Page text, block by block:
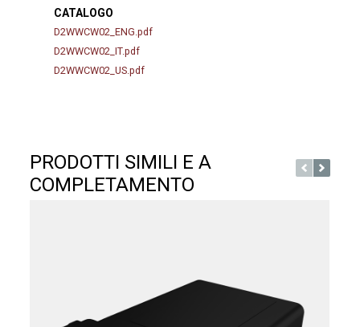
CATALOGO
D2WWCW02_ENG.pdf
D2WWCW02_IT.pdf
D2WWCW02_US.pdf
PRODOTTI SIMILI E A
COMPLETAMENTO